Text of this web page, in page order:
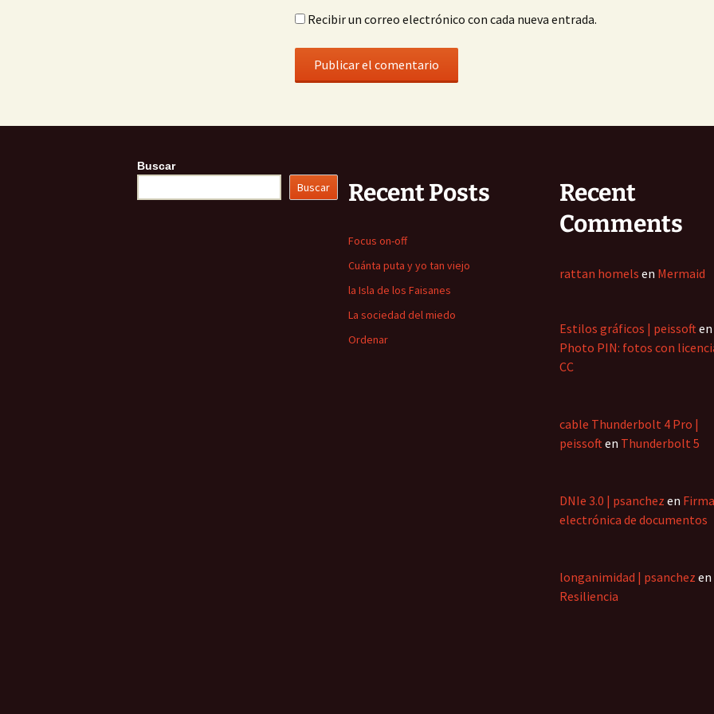
Recibir un correo electrónico con cada nueva entrada.
Buscar
Buscar Recent Posts
Focus on-off
Cuánta puta y yo tan viejo
la Isla de los Faisanes
La sociedad del miedo
Ordenar
Recent
Comments
rattan homels en Mermaid
Estilos gráficos | peissoften
Photo PIN: fotos con
CC
cable Thunderbolt 4 Pro |
peissoften Thunderbolt 5
DNIe 3.0 | psanchez en Firma
electrónica de documentos
longanimidad | psanchez en
Resiliencia